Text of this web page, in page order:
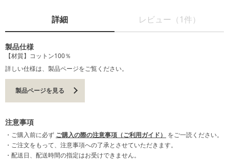
詳細 レビュー（1件）
製品仕様
【材質】コットン100％
詳しい仕様は、製品ページをご覧ください。
製品ページを見る
注意事項
・ご購入前に必ず ご購入の際の注意事項（ご利用ガイド）
をご一読ください。
・ご注文をもって、注意事項への了承とさせていただきます。
・配送日、配送時間の指定はお受けできません。